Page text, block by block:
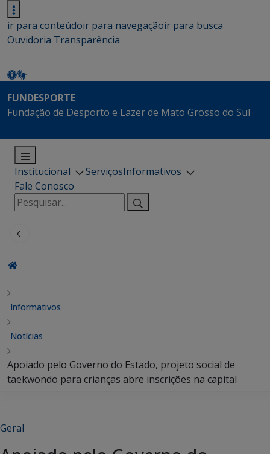
ir para conteúdoir para navegaçãoir para busca
Ouvidoria Transparência
FUNDESPORTE
Fundação de Desporto e Lazer de Mato Grosso do Sul
Institucional ServiçosInformativos
Fale Conosco
Pesquisar
por:
Informativos
Notícias
Apoiado pelo Governo do Estado, projeto social de
taekwondo para crianças abre inscrições na capital
Geral